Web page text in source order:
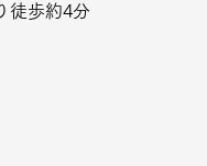
徒歩約4分